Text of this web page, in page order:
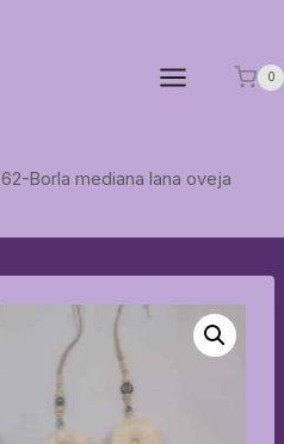
0
62-Borla mediana lana oveja